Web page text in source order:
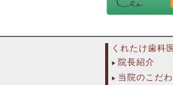
くれたけ歯科
院長紹介
当院のこだわ